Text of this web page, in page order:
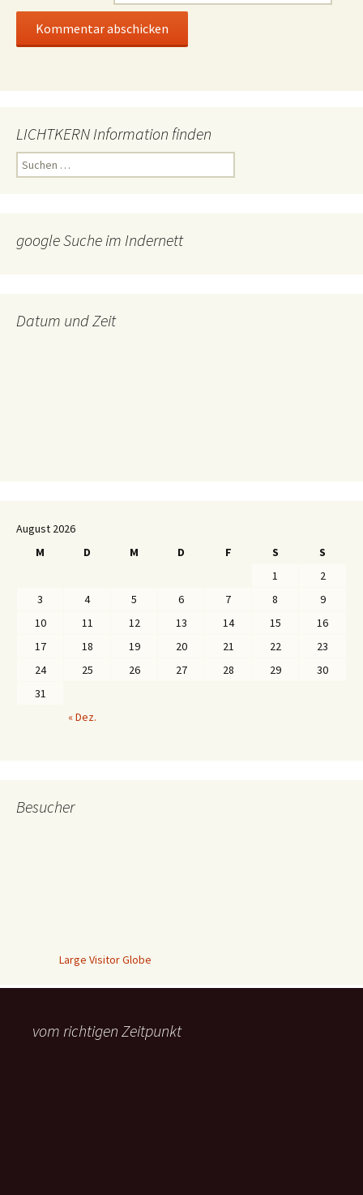
LICHTKERN Information finden
Suchen
nach:
google Suche im Indernett
Datum und Zeit
August 2026
M
D M D F S
S
1
2
3
4 5 6 7 8
9
10
11 12 13 14 15
16
17
18 19 20 21 22
23
24
25 26 27 28 29
30
31
« Dez.
Besucher
Large Visitor Globe
vom richtigen Zeitpunkt